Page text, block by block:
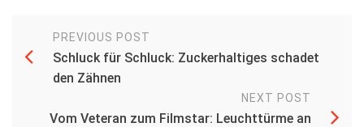
PREVIOUS POST
Schluck für Schluck: Zuckerhaltiges schadet
den Zähnen
NEXT POST
Vom Veteran zum Filmstar: Leuchttürme an